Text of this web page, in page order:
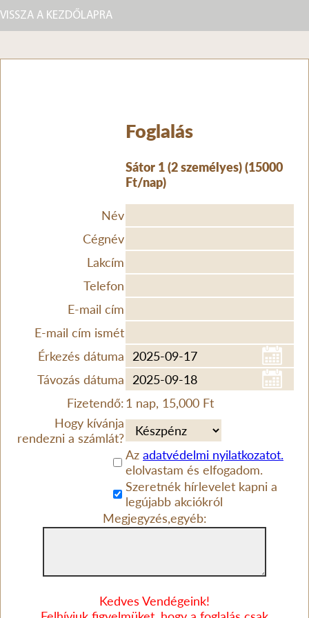
VISSZA A KEZDŐLAPRA
Foglalás
Sátor 1 (2 személyes) (15000
Ft/nap)
Név
Cégnév
Lakcím
Telefon
E-mail cím
E-mail cím ismét
Érkezés dátuma
Távozás dátuma
Fizetendő:1 nap, 15,000 Ft
Hogy kívánja
rendezni a számlát?
Az adatvédelmi nyilatkozatot.
elolvastam és elfogadom.
Szeretnék hírlevelet kapni a
legújabb akciókról
Megjegyzés,egyéb:
Kedves Vendégeink!